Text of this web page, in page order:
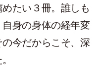
たい３冊。誰しも
身の身体の経年変
今だからこそ、深